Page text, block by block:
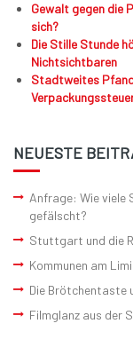
Gewalt gegen die
sich?
Die Stille Stunde
Nichtsichtbaren
Stadtweites
NEUESTE
Anfrage: Wie
gefälscht?
Stuttgart und die
Kommunen am
Die Brötchentaste
Filmglanz aus der